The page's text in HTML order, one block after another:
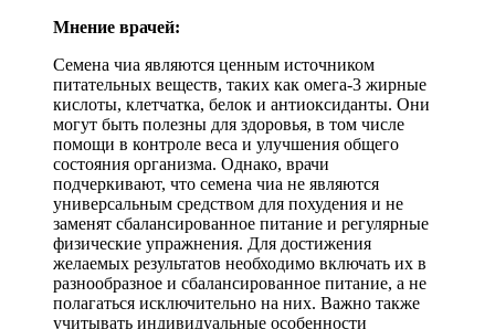
Мнение врачей:
Семена чиа являются ценным источником
питательных веществ, таких как омега-3 жирные
кислоты, клетчатка, белок и антиоксиданты. Они
могут быть полезны для здоровья, в том числе
помощи в контроле веса и улучшения общего
состояния организма. Однако, врачи
подчеркивают, что семена чиа не являются
универсальным средством для похудения и не
заменят сбалансированное питание и регулярные
физические упражнения. Для достижения
желаемых результатов необходимо включать их в
разнообразное и сбалансированное питание, а не
полагаться исключительно на них. Важно также
учитывать индивидуальные особенности